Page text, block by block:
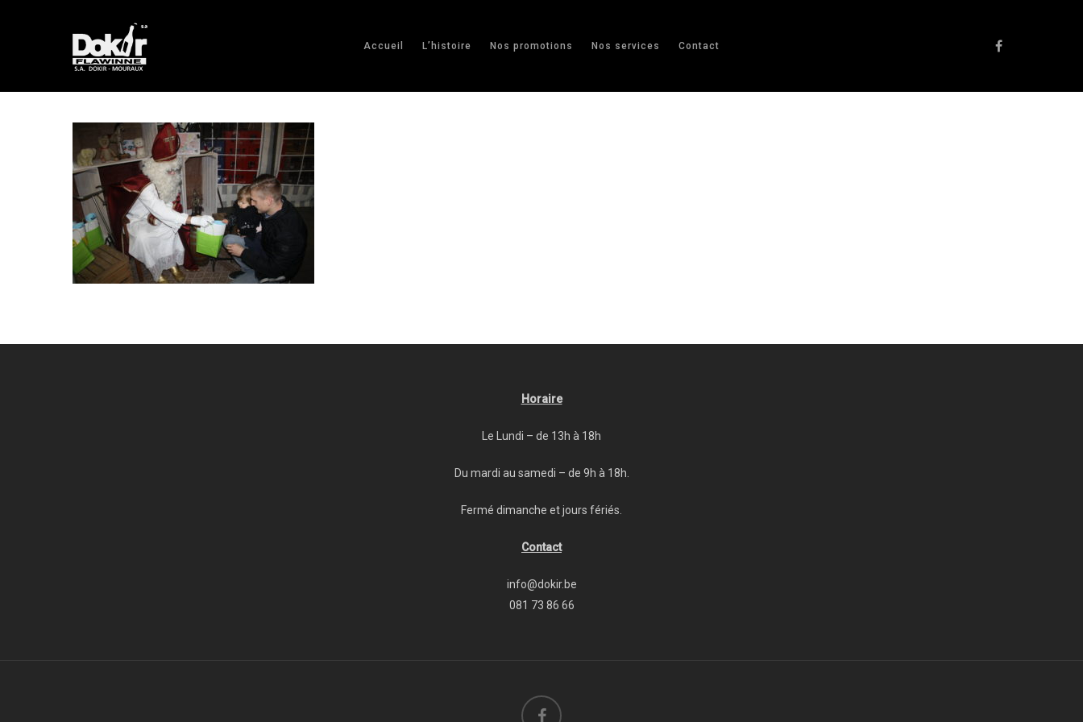
Accueil L’histoire Nos promotions Nos services Contact
Horaire
Le Lundi – de 13h à 18h
Du mardi au samedi – de 9h à 18h.
Fermé dimanche et jours fériés.
Contact
info@dokir.be
081 73 86 66